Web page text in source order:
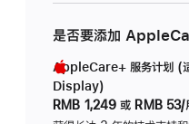
是否要添加
AppleCare+ 服务计划 (
Display)
RMB 1,249 或 RMB 53/